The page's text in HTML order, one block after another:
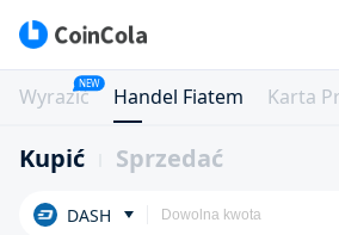
Wyrazić
NEW
Handel Fiatem Karta
Kupić Sprzedać
DASH